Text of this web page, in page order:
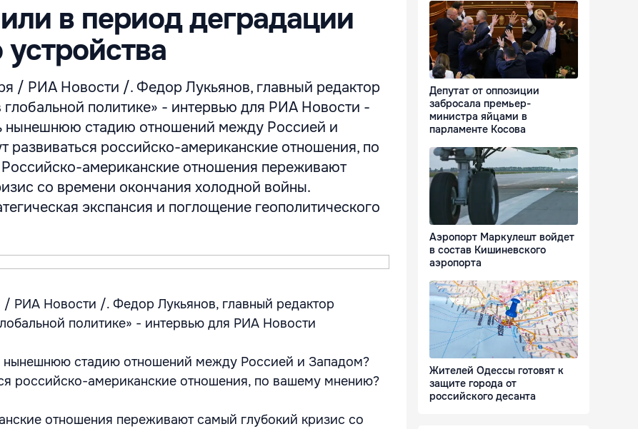
в период деградации
/ РИА Новости /. Федор Лукьянов, главный редактор
политике» - интервью для РИА Новости -
нынешнюю стадию отношений между Россией и
развиваться российско-американские отношения, по
американские отношения переживают
со времени окончания холодной войны.
экспансия и поглощение геополитического
РИА Новости /. Федор Лукьянов, главный редактор
политике» - интервью для РИА Новости
нынешнюю стадию отношений между Россией и Западом?
российско-американские отношения, по вашему мнению?
отношения переживают самый глубокий кризис со
Депутат от оппозиции
забросала премьер-
министра яйцами в
парламенте Косова
Аэропорт Маркулешт войдет
в состав Кишиневского
аэропорта
Жителей Одессы готовят к
защите города от
российского десанта